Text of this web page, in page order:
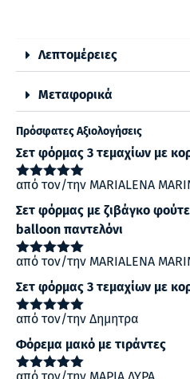
Λεπτομέρειες
Μεταφορικά
Πρόσφατες Αξιολογήσεις
Σετ φόρμας 3 τεμαχίων με
Βαθμολογήθηκε
από 5
από τον/την MARIALENA
Σετ φόρμας με ζιβάγκο
balloon παντελόνι
Βαθμολογήθηκε
από 5
από τον/την MARIALENA
Σετ φόρμας 3 τεμαχίων με
Βαθμολογήθηκε
με
από τον/την Δημητρα
Φόρεμα μακό με τιράντες